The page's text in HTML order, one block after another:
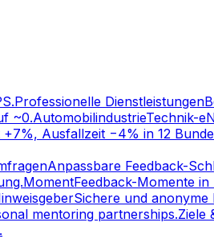
Professionelle Dienstleistungen
~0.AutomobilindustrieTechnik-
+7%, Ausfallzeit −4% in 12
Anpassbare Feedback-
MomentFeedback-Momente
Sichere und anonyme
mentoring partnerships.Ziele